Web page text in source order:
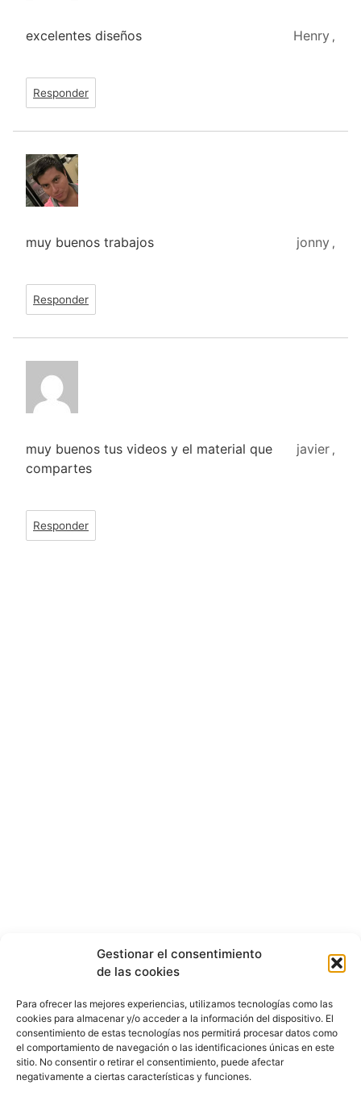
Gestionar el consentimiento
de las cookies
Para ofrecer las mejores experiencias, utilizamos tecnologías como las
cookies para almacenar y/o acceder a la información del dispositivo. El
consentimiento de estas tecnologías nos permitirá procesar datos como
el comportamiento de navegación o las identificaciones únicas en este
sitio. No consentir o retirar el consentimiento, puede afectar
negativamente a ciertas características y funciones.
Henry ,
excelentes diseños
Responder
jonny ,
muy buenos trabajos
Responder
javier ,
muy buenos tus videos y el material que
compartes
Responder